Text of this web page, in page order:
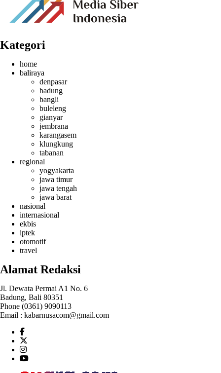
Kategori
home
baliraya
denpasar
badung
bangli
buleleng
gianyar
jembrana
karangasem
klungkung
tabanan
regional
yogyakarta
jawa timur
jawa tengah
jawa barat
nasional
internasional
ekbis
iptek
otomotif
travel
Alamat Redaksi
Jl. Dewata Permai A1 No. 6
Badung, Bali 80351
Phone (0361) 9090113
Email : kabarnusacom@gmail.com